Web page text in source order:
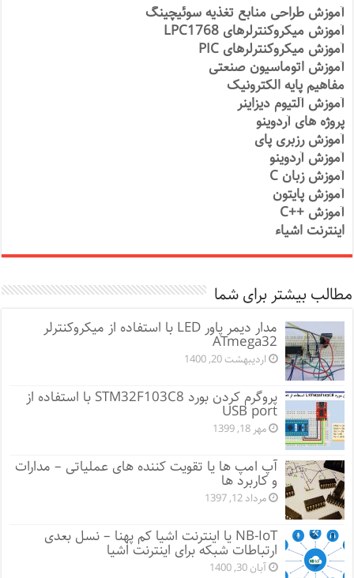
آموزش طراحی منابع تغذیه سوئیچینگ
آموزش میکروکنترلرهای LPC1768
آموزش میکروکنترلرهای PIC
آموزش اتوماسیون صنعتی
مفاهیم پایه الکترونیک
آموزش آلتیوم دیزاینر
پروژه های آردوینو
آموزش رزبری پای
آموزش آردوینو
آموزش زبان C
آموزش پایتون
آموزش ++C
اینترنت اشیاء
مطالب بیشتر برای شما
مدار دیمر پاور LED با استفاده از میکروکنترلر
ATmega32
اردیبهشت 20, 1400
پروگرم کردن بورد STM32F103C8 با استفاده از
USB port
مهر 18, 1399
آپ امپ ها یا تقویت کننده های عملیاتی – مدارات
و کاربرد ها
مرداد 12, 1397
NB-IoT یا اینترنت اشیا کم پهنا – نسل بعدی
ارتباطات شبکه برای اینترنت اشیا
آبان 30, 1400